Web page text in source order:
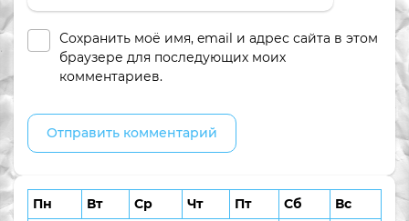
Сохранить моё имя, email и адрес сайта в этом
браузере для последующих моих
комментариев.
Пн Вт Ср Чт Пт Сб
Вс